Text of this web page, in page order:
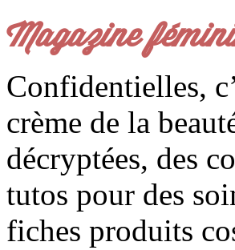
Magazine
Confidentielles,
crème de la
décryptées, des
tutos pour des
fiches produits